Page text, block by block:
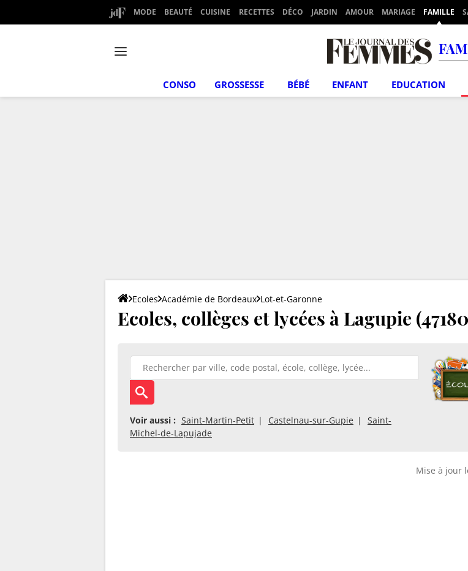
MODE BEAUTÉ CUISINE RECETTES DÉCO JARDIN AMOUR MARIAGE FAMILLE
CONSO GROSSESSE BÉBÉ ENFANT EDUCATION
Ecoles Académie de Bordeaux Lot-et-Garonne
Ecoles, collèges et lycées à Lagupie
Voir aussi : Saint-Martin-Petit Castelnau-sur-Gupie
Saint-
Michel-de-Lapujade
Mise à jour